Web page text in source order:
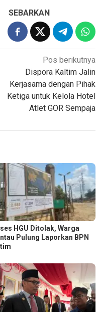
SEBARKAN
Pos berikutnya
Dispora Kaltim Jalin
Kerjasama dengan Pihak
Ketiga untuk Kelola Hotel
Atlet GOR Sempaja
HGU Ditolak, Warga
Pulung Laporkan BPN